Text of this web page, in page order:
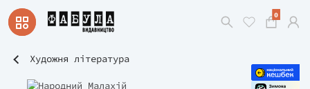
0
Художня література